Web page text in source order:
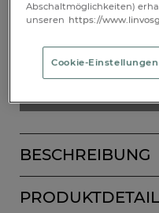
FR
BE
BESCHREIBUNG
Abschaltmöglichkeiten)
unseren https://
Cookie-Einstellungen